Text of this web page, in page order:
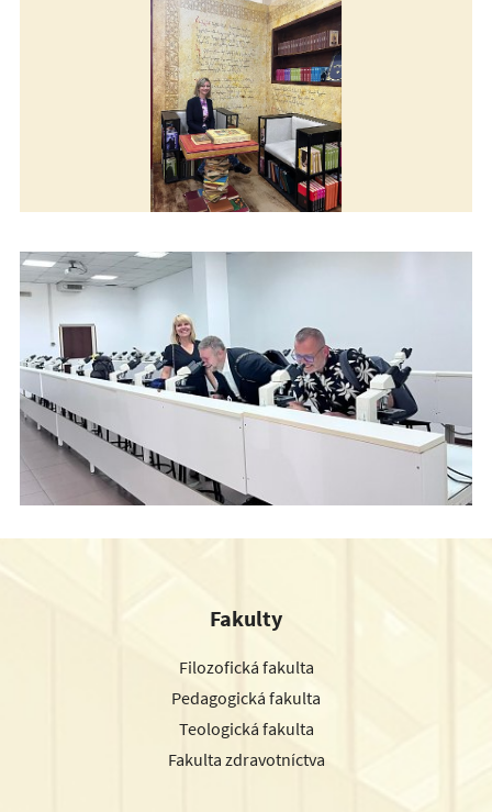
Fakulty
Filozofická fakulta
Pedagogická fakulta
Teologická fakulta
Fakulta zdravotníctva